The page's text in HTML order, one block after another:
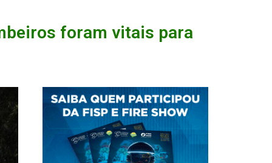
foram vitais para